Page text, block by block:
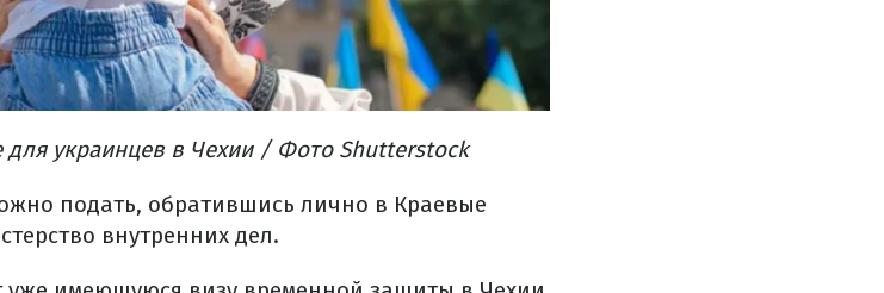
украинцев в Чехии / Фото Shutterstock
подать, обратившись лично в Краевые
внутренних дел.